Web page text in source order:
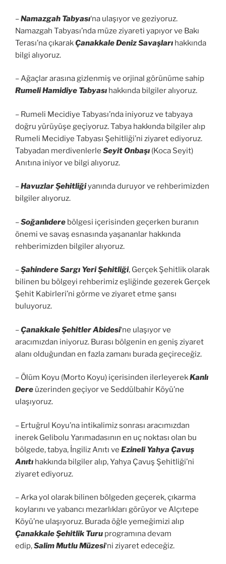
–Namazgah Tabyası‘na ulaşıyor ve geziyoruz.
Namazgah Tabyası’nda müze ziyareti yapıyor ve Bakı
Terası’na çıkarakÇanakkale Deniz Savaşları hakkında
bilgi alıyoruz.
– Ağaçlar arasına gizlenmiş ve orjinal görünüme sahip
Rumeli Hamidiye Tabyası hakkında bilgiler alıyoruz.
– Rumeli Mecidiye Tabyası’nda iniyoruz ve tabyaya
doğru yürüyüşe geçiyoruz. Tabya hakkında bilgiler alıp
Rumeli Mecidiye Tabyası Şehitliği’ni ziyaret ediyoruz.
Tabyadan merdivenlerle Seyit Onbaşı (Koca Seyit)
Anıtına iniyor ve bilgi alıyoruz.
–Havuzlar Şehitliğiyanında duruyor ve rehberimizden
bilgiler alıyoruz.
–Soğanlıdere bölgesi içerisinden geçerken buranın
önemi ve savaş esnasında yaşananlar hakkında
rehberimizden bilgiler alıyoruz.
–Şahindere Sargı Yeri Şehitliği, Gerçek Şehitlik olarak
bilinen bu bölgeyi rehberimiz eşliğinde gezerek Gerçek
Şehit Kabirleri’ni görme ve ziyaret etme şansı
buluyoruz.
–Çanakkale Şehitler Abidesi‘ne ulaşıyor ve
aracımızdan iniyoruz. Burası bölgenin en geniş ziyaret
alanı olduğundan en fazla zamanı burada geçireceğiz.
– Ölüm Koyu (Morto Koyu) içerisinden ilerleyerekKanlı
Dere üzerinden geçiyor ve Seddülbahir Köyü’ne
ulaşıyoruz.
– Ertuğrul Koyu’na intikalimiz sonrası aracımızdan
inerek Gelibolu Yarımadasının en uç noktası olan bu
bölgede, tabya, İngiliz Anıtı ve Ezineli Yahya Çavuş
Anıtı hakkında bilgiler alıp, Yahya Çavuş Şehitliği’ni
ziyaret ediyoruz.
– Arka yol olarak bilinen bölgeden geçerek, çıkarma
koylarını ve yabancı mezarlıkları görüyor ve Alçıtepe
Köyü’ne ulaşıyoruz. Burada öğle yemeğimizi alıp
Çanakkale Şehitlik Turu programına devam
edip,Salim Mutlu Müzesi‘ni ziyaret edeceğiz.